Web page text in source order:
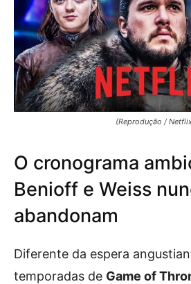
(Reprodução /
O cronograma
Benioff e Weiss
abandonam
Diferente da espera
temporadas de Game of